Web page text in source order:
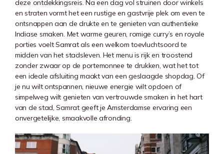
deze ontdekkingsreis. Na een dag vol struinen door winkels
en straten vormt het een rustige en gastvrije plek om even te
ontsnappen aan de drukte en te genieten van authentieke
Indiase smaken. Met warme geuren, romige curry’s en royale
porties voelt Samrat als een welkom toevluchtsoord te
midden van het stadsleven. Het menu is rijk en troostend
zonder zwaar op de portemonnee te drukken, wat het tot
een ideale afsluiting maakt van een geslaagde shopdag. Of
je nu wilt ontspannen, nieuwe energie wilt opdoen of
simpelweg wilt genieten van vertrouwde smaken in het hart
van de stad, Samrat geeft je Amsterdamse ervaring een
onvergetelijke, smaakvolle afronding.